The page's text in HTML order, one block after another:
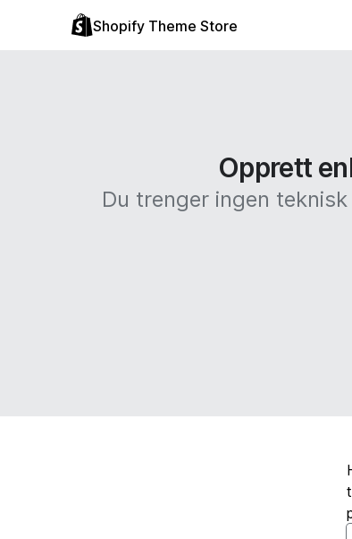
Shopify Theme Store
Opprett
Du trenger ingen